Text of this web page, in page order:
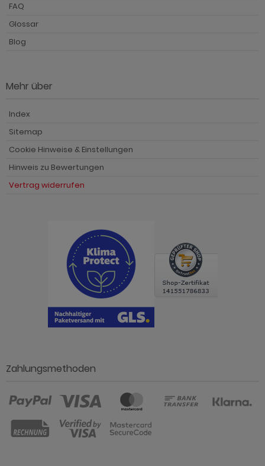
FAQ
Glossar
Blog
Mehr über
Index
Sitemap
Cookie Hinweise & Einstellungen
Hinweis zu Bewertungen
Vertrag widerrufen
Zahlungsmethoden